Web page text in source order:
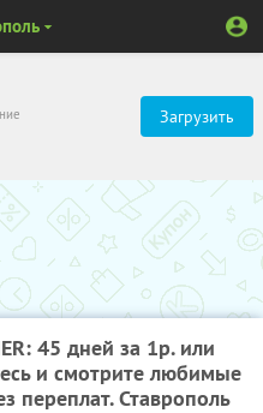
Загрузить
45 дней за 1р. или
и смотрите любимые
переплат. Ставрополь